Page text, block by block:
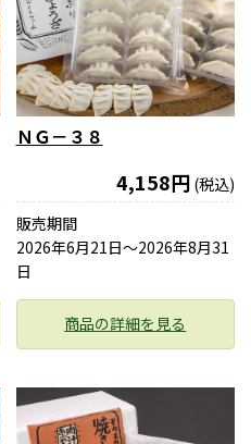
ＮＧ－３８
4,158円 (税込)
販売期間
2026年6月21日〜2026年8月31
日
商品の詳細を見る